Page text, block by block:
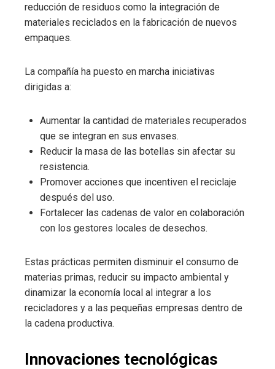
reducción de residuos como la integración de
materiales reciclados en la fabricación de nuevos
empaques.
La compañía ha puesto en marcha iniciativas
dirigidas a:
Aumentar la cantidad de materiales recuperados
que se integran en sus envases.
Reducir la masa de las botellas sin afectar su
resistencia.
Promover acciones que incentiven el reciclaje
después del uso.
Fortalecer las cadenas de valor en colaboración
con los gestores locales de desechos.
Estas prácticas permiten disminuir el consumo de
materias primas, reducir su impacto ambiental y
dinamizar la economía local al integrar a los
recicladores y a las pequeñas empresas dentro de
la cadena productiva.
Innovaciones tecnológicas